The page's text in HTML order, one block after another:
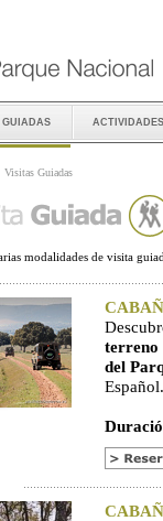
actividades
Visitas Guiadas
modalidades de visita
terreno
del
Español.